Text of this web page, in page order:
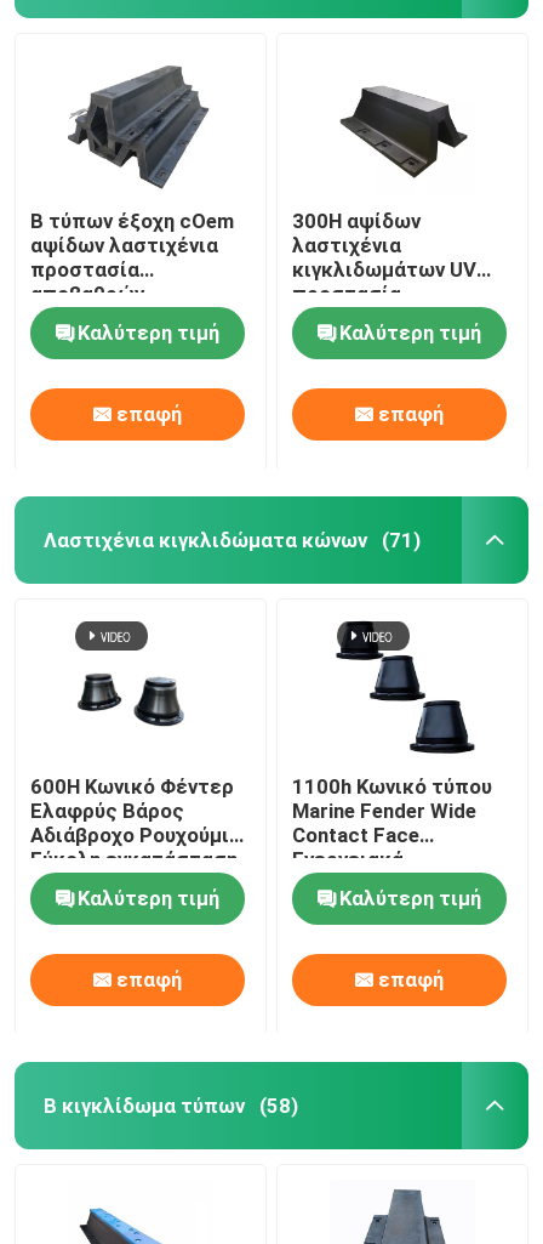
Β τύπων έξοχη cOem
αψίδων λαστιχένια
προστασία
αποβαθρών
κιγκλιδωμάτων
θαλάσσια σταθερή
Καλύτερη τιμή
επαφή
300H αψίδων
λαστιχένια
κιγκλιδωμάτων UV
προστασία
απορρόφησης νερού
αντίστασης χαμηλή
Καλύτερη τιμή
επαφή
Λαστιχένια κιγκλιδώματα κώνων (71)
600H Κωνικό Φέντερ
Ελαφρύς Βάρος
Αδιάβροχο Ρουχούμι
Εύκολη εγκατάσταση
Καλύτερη τιμή
επαφή
1100h Κωνικό τύπου
Marine Fender Wide
Contact Face
Ενεργειακά
αποδοτικό Ανθεκτικό
στη διάβρωση
Καλύτερη τιμή
επαφή
Β κιγκλίδωμα τύπων (58)